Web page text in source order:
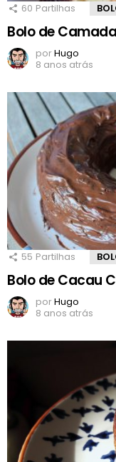
60 Partilhas
Bolo de
porHugo
8 anos atrás
55 Partilhas
Bolo de Cacau
porHugo
8 anos atrás